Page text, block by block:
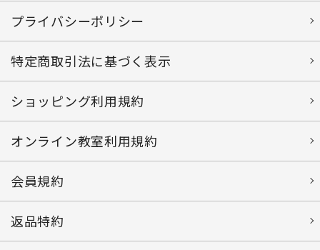
プライバシーポリシー
特定商取引法に基づく表示
ショッピング利用規約
オンライン教室利用規約
会員規約
返品特約